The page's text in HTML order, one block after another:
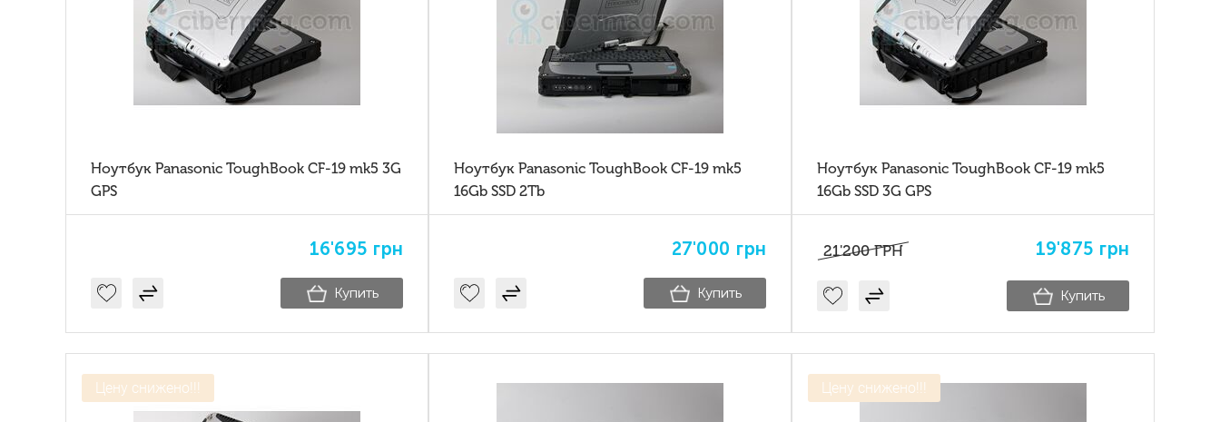
Ноутбук Panasonic ToughBook CF-19 mk5 3G
GPS
16'695 грн
Купить
Ноутбук Panasonic ToughBook CF-19 mk5
16Gb SSD 2Tb
27'000 грн
Купить
Ноутбук Panasonic ToughBook CF-19 mk5
16Gb SSD 3G GPS
21'200 ГРН 19'875 грн
Купить
Цену снижено!!! Цену снижено!!!